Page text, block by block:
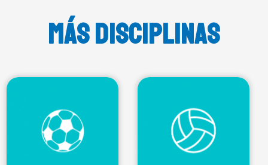
MÁS DISCIPLINAS